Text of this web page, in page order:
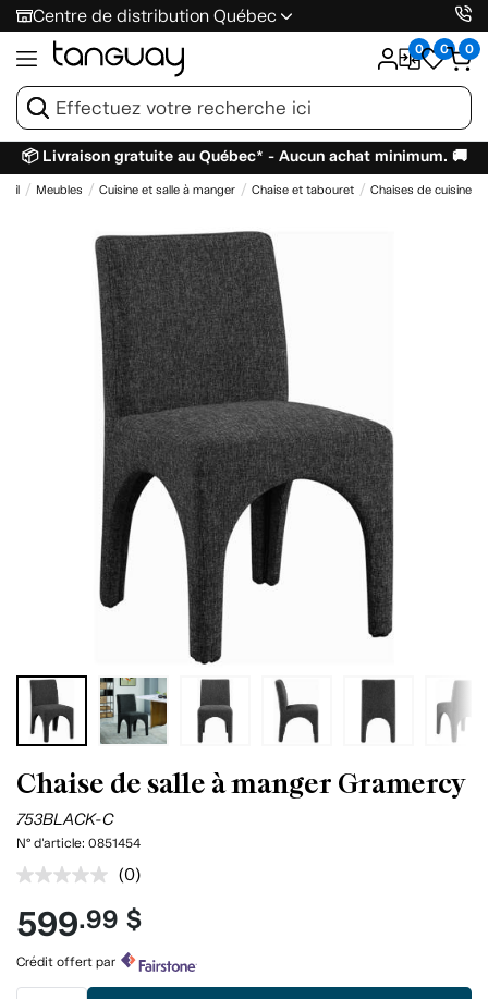
Centre de distribution Québec
0 0 0
📦 Livraison gratuite au Québec* - Aucun achat minimum. 🚚
Meubles Cuisine et salle à manger Chaise et tabouret Chaises de cuisine
Chaise de salle à manger Gramercy
753BLACK-C
N° d'article: 0851454
Aucune
pour
ce
produit.
Lien
vers
(0)
599.99 $
Crédit offert par